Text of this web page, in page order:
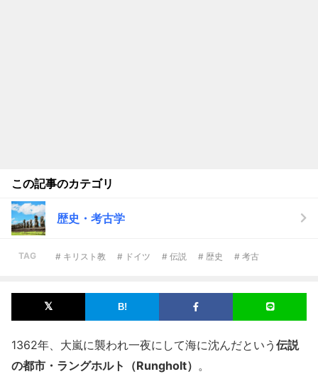
この記事のカテゴリ
歴史・考古学
TAG # キリスト教 # ドイツ # 伝説 # 歴史 # 考古
1362年、大嵐に襲われ一夜にして海に沈んだという 伝説
の都市・ラングホルト（Rungholt） 。